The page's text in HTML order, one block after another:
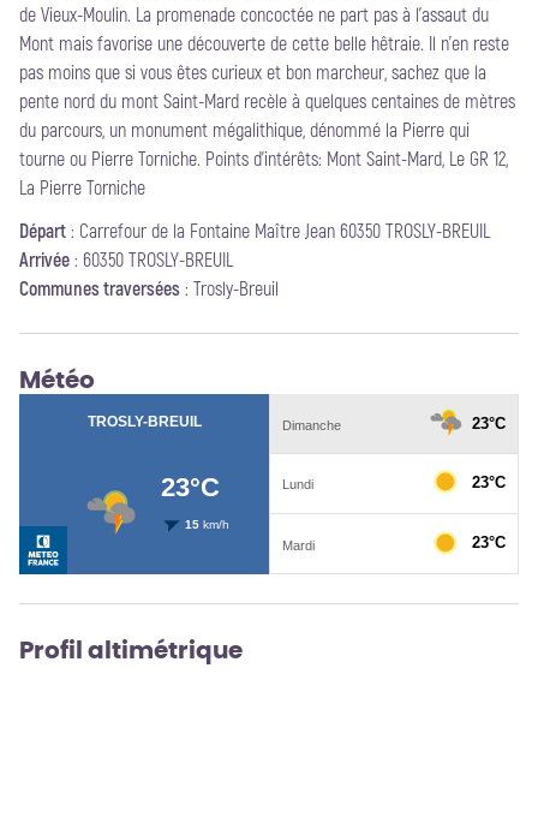
de Vieux-Moulin. La promenade concoctée ne part pas à l’assaut du
Mont mais favorise une découverte de cette belle hêtraie. Il n’en reste
pas moins que si vous êtes curieux et bon marcheur, sachez que la
pente nord du mont Saint-Mard recèle à quelques centaines de mètres
du parcours, un monument mégalithique, dénommé la Pierre qui
tourne ou Pierre Torniche. Points d'intérêts: Mont Saint-Mard, Le GR 12,
La Pierre Torniche
Départ : Carrefour de la Fontaine Maître Jean 60350 TROSLY-BREUIL
Arrivée : 60350 TROSLY-BREUIL
Communes traversées : Trosly-Breuil
Météo
Profil altimétrique